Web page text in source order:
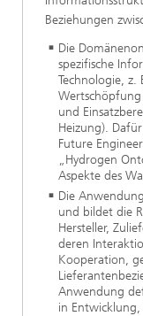
Beziehungen
Die
spezifische
Technologie,
und
Heizung).
Future
„Hydrogen
Aspekte des
Die
und bildet die
Hersteller,
deren
Kooperation,
Anwendung
in